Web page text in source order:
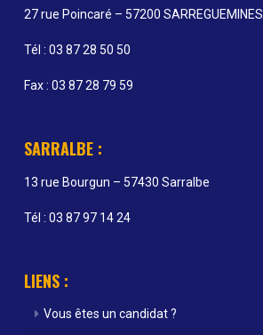
27 rue Poincaré – 57200 SARREGUEMINES
Tél : 03 87 28 50 50
Fax : 03 87 28 79 59
SARRALBE :
13 rue Bourgun – 57430 Sarralbe
Tél : 03 87 97 14 24
LIENS :
Vous êtes un candidat ?